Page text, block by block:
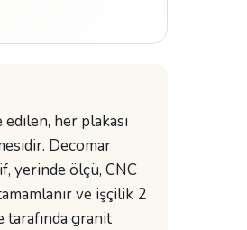
her plakası
Decomar
yerinde ölçü, CNC
ve işçilik 2
tarafında granit